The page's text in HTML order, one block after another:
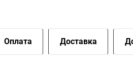
Оплата Доставка